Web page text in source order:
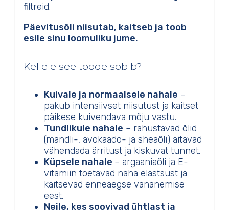
filtreid.
Päevitusõli niisutab, kaitseb ja toob
esile sinu loomuliku jume.
Kellele see toode sobib?
Kuivale ja normaalsele nahale –
pakub intensiivset niisutust ja kaitset
päikese kuivendava mõju vastu.
Tundlikule nahale – rahustavad õlid
(mandli-, avokaado- ja sheaõli) aitavad
vähendada ärritust ja kiskuvat tunnet.
Küpsele nahale – argaaniaõli ja E-
vitamiin toetavad naha elastsust ja
kaitsevad enneaegse vananemise
eest.
Neile, kes soovivad ühtlast ja